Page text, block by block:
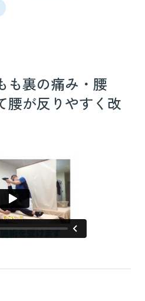
も裏の痛み・腰
腰が反りやすく改